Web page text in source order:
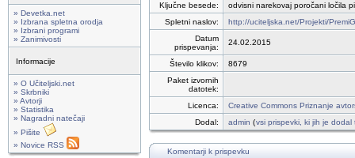
» Devetka.net
» Izbrana spletna orodja
» Izbrani programi
» Zanimivosti
Informacije
» O Učiteljski.net
» Skrbniki
» Avtorji
» Statistika
» Nagradni natečaji
» Pišite
» Novice RSS
Ključne besede:
odvisni narekovaj poročani ločila
Spletni naslov:
http://uciteljska.net/Projekti/
Datum
prispevanja:
24.02.2015
Število klikov:
8679
Paket izvornih
datotek:
Licenca:
Creative Commons Priznanje
Dodal:
admin (vsi prispevki, ki jih je dodal
Komentarji k prispevku